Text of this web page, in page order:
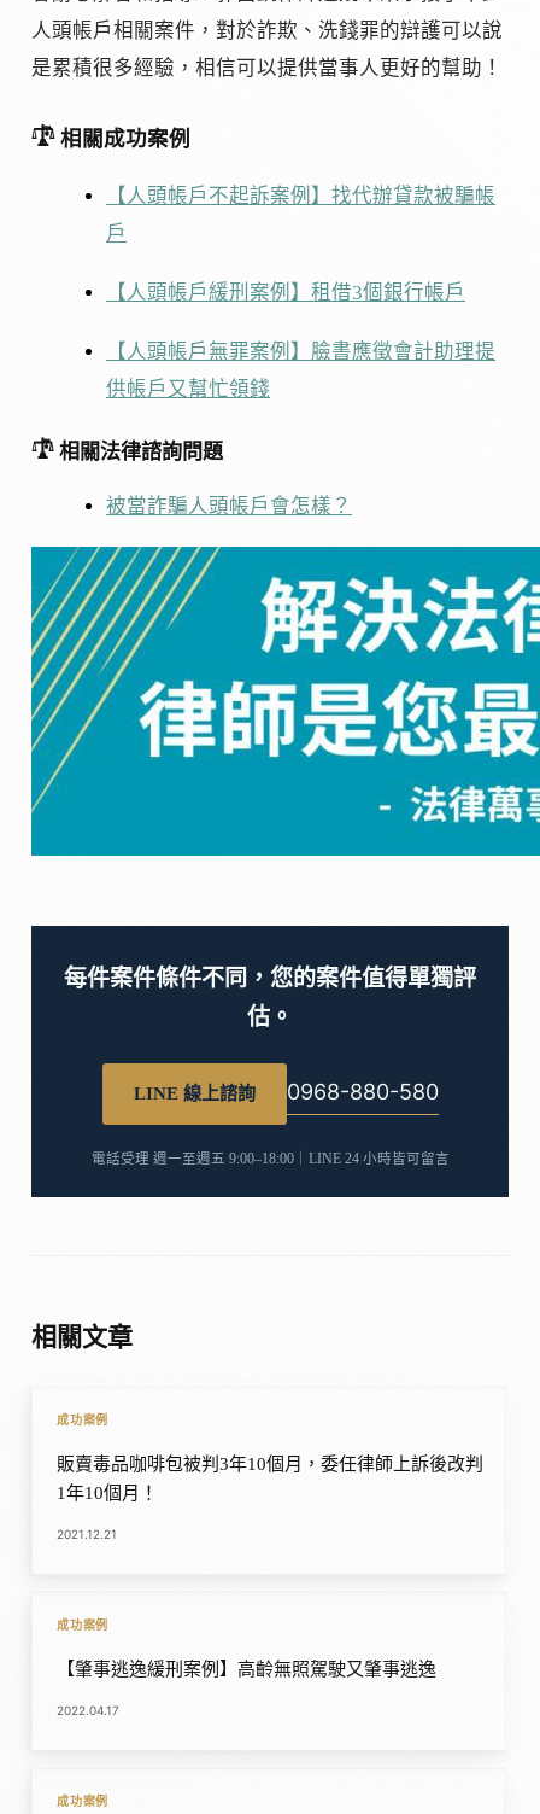
人頭帳戶相關案件，對於詐欺、洗錢罪的辯護可以說
是累積很多經驗，相信可以提供當事人更好的幫助！
𓍝 相關成功案例
【人頭帳戶不起訴案例】找代辦貸款被騙帳
戶
【人頭帳戶緩刑案例】租借3個銀行帳戶
【人頭帳戶無罪案例】臉書應徵會計助理提
供帳戶又幫忙領錢
𓍝 相關法律諮詢問題
被當詐騙人頭帳戶會怎樣？
每件案件條件不同，您的案件值得單獨評
估。
LINE 線上諮詢 0968-880-580
電話受理 週一至週五 9:00–18:00｜LINE 24 小時皆可留言
相關文章
成功案例
販賣毒品咖啡包被判3年10個月，委任律師上訴後改判
1年10個月！
2021.12.21
成功案例
【肇事逃逸緩刑案例】高齡無照駕駛又肇事逃逸
2022.04.17
成功案例